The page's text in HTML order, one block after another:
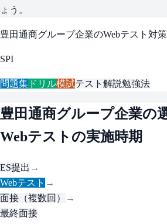
ょう。
豊田通商グループ企業のWebテスト対
SPI
問題集 ドリル模試テスト解説勉強法
豊田通商グループ企業の
Webテストの実施時期
ES提出 →
Webテスト →
面接（複数回）
→
最終面接